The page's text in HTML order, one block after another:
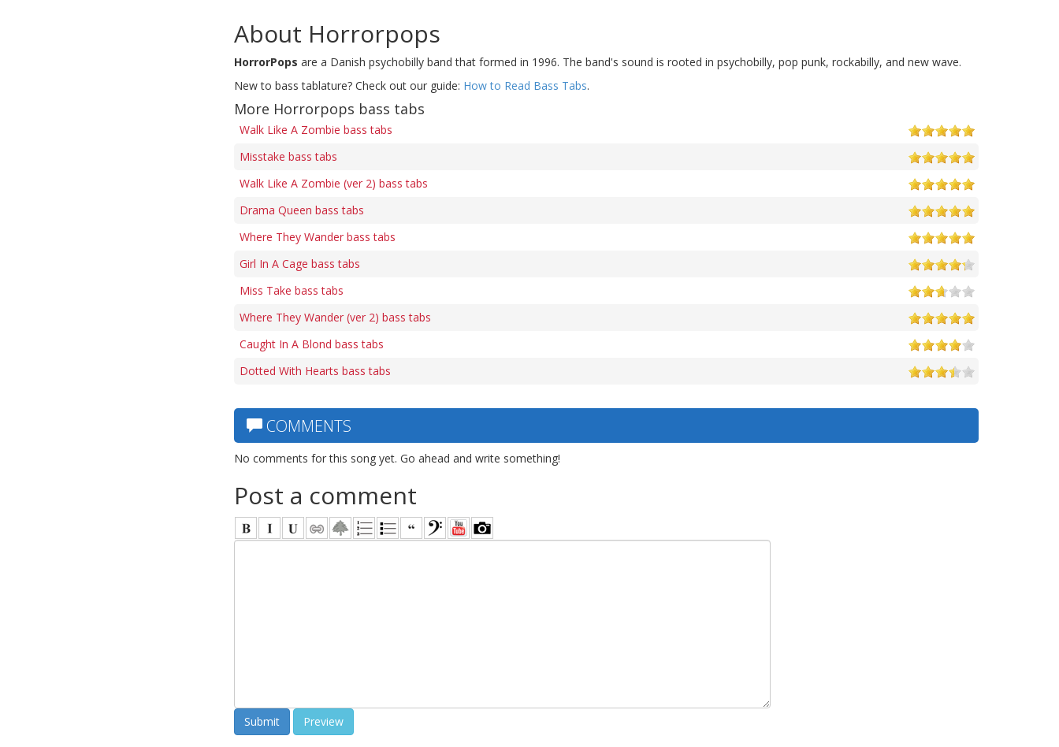
About Horrorpops
HorrorPops are a Danish psychobilly band that formed in 1996. The band's sound is rooted in psychobilly, pop punk, rockabilly, and new wave.
New to bass tablature? Check out our guide: How to Read Bass Tabs.
More Horrorpops bass tabs
Walk Like A Zombie bass tabs
Misstake bass tabs
Walk Like A Zombie (ver 2) bass tabs
Drama Queen bass tabs
Where They Wander bass tabs
Girl In A Cage bass tabs
Miss Take bass tabs
Where They Wander (ver 2) bass tabs
Caught In A Blond bass tabs
Dotted With Hearts bass tabs
COMMENTS
No comments for this song yet. Go ahead and write something!
Post a comment